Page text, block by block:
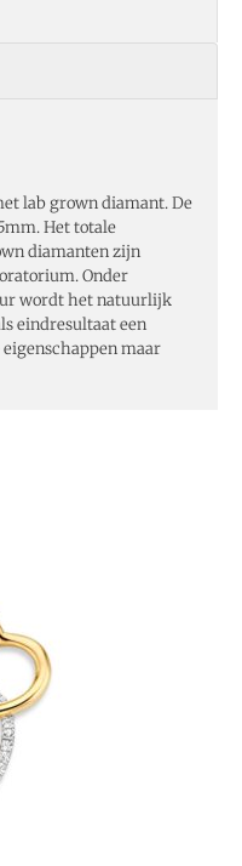
lab grown diamant. De
Het totale
diamanten zijn
Onder
wordt het natuurlijk
eindresultaat een
maar